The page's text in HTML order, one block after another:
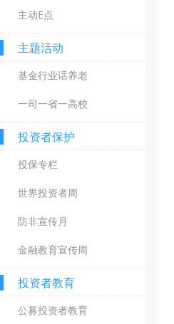
主动E点
主题活动
基金行业话养老
一司一省一高校
投资者保护
投保专栏
世界投资者周
防非宣传月
金融教育宣传周
投资者教育
公募投资者教育